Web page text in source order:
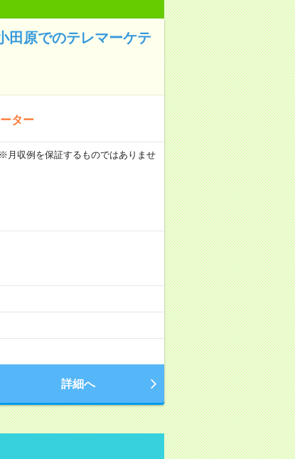
田原でのテレマーケテ
ター
収例を保証するものではありませ
詳細へ